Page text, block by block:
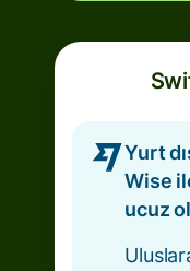
Yurt
Wise
ucuz